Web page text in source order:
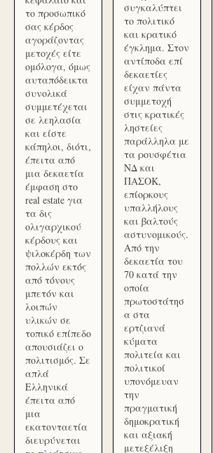
το προσωπικό
σας κέρδος
αγοράζοντας
μετοχές είτε
ομόλογα, όμως
αυταπόδεικτα
συνολικά
συμμετέχεται
σε λεηλασία
και είστε
κάπηλοι, διότι,
έπειτα από
μια δεκαετία
έμφαση στο
real estate για
τα δις
ολιγαρχικού
κέρδους και
ψιλοκέρδη των
πολλών εκτός
από τόνους
μπετόν και
λοιπών
υλικών σε
τοπικό επίπεδο
απουσιάζει ο
πολιτισμός. Σε
απλά
Ελληνικά
έπειτα από
μια
εκατονταετία
διευρύνεται
συγκαλύπτει
το πολιτικό
και κρατικό
έγκλημα. Στον
αντίποδα επί
δεκαετίες
είχαν πάντα
συμμετοχή
στις κρατικές
ληστείες
παράλληλα με
τα ρουσφέτια
ΝΔ και
ΠΑΣΟΚ,
επίορκους
υπαλλήλους
και βαλτούς
αστυνομικούς.
Από την
δεκαετία του
70 κατά την
οποία
πρωτοστάτησ
α στα
ερτζιανά
κύματα
πολιτεία και
πολιτικοί
υπονόμευαν
την
πραγματική
δημοκρατική
και αξιακή
μετεξέλιξη